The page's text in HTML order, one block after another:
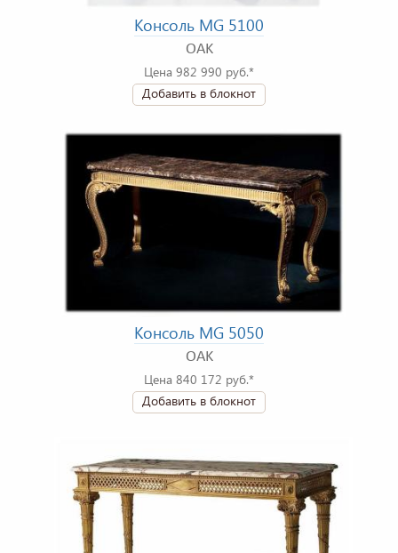
Консоль MG 5100
OAK
Цена 982 990 руб.*
Добавить в блокнот
Консоль MG 5050
OAK
Цена 840 172 руб.*
Добавить в блокнот